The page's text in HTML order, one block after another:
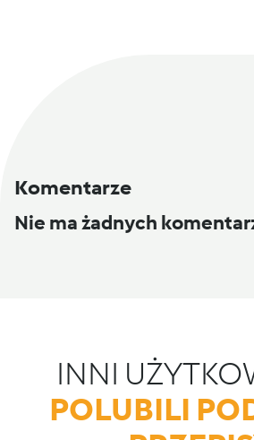
Komentarze
Nie ma żadnych
INNI
POLUBILI